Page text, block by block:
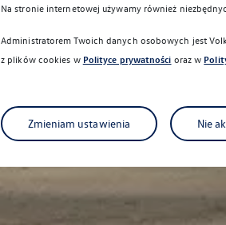
Na stronie internetowej używamy również
Administratorem Twoich danych osobowych jest
z plików cookies w Polityce prywatności oraz w
Zmieniam ustawienia Nie